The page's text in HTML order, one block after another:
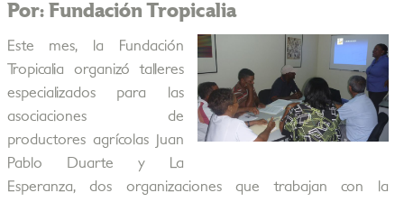
Por: Fundación Tropicalia
Este mes, la Fundación
Tropicalia organizó talleres
especializados para las
asociaciones de
productores agrícolas Juan
Pablo Duarte y La
Esperanza, dos organizaciones que trabajan con la